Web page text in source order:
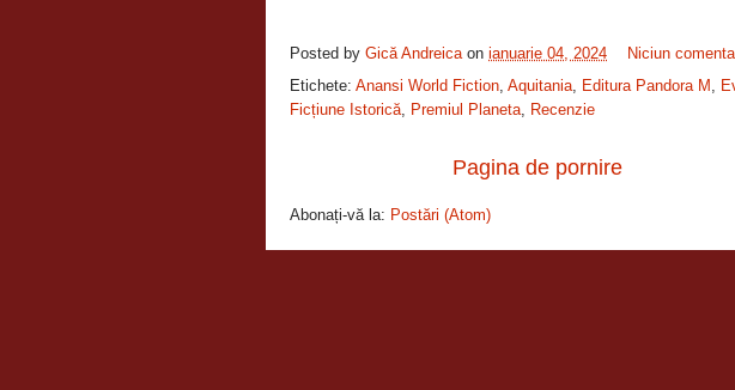
Posted by Gică Andreica on ianuarie 04, 2024
Niciun
Etichete: Anansi World Fiction, Aquitania, Editura Pandora M ,
Ficțiune Istorică, Premiul Planeta, Recenzie
Pagina de pornire
Abonați-vă la: Postări (Atom)